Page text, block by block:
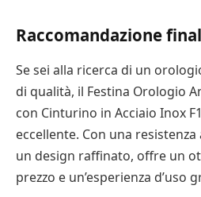
Raccomandazione
Se sei alla ricerca di un
di qualità, il Festina Orologio
con Cinturino in Acciaio Inox
eccellente. Con una resistenza
un design raffinato, offre un
prezzo e un’esperienza d’uso